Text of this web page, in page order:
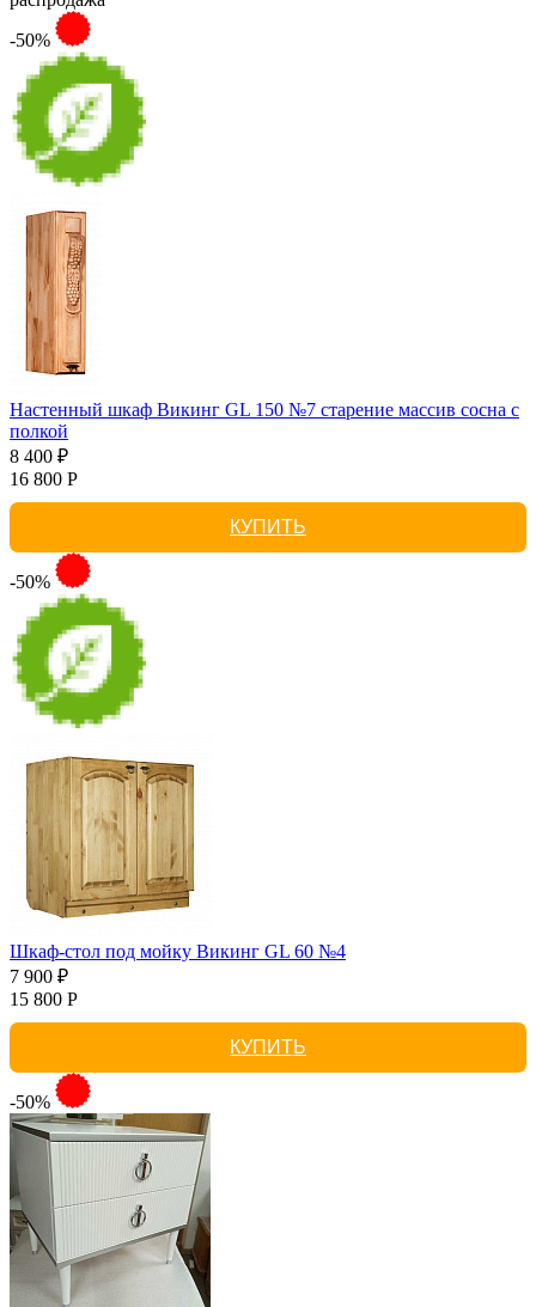
-50%
Настенный шкаф Викинг GL 150 №7 старение массив сосна с
полкой
8 400 ₽
16 800 Р
КУПИТЬ
-50%
Шкаф-стол под мойку Викинг GL 60 №4
7 900 ₽
15 800 Р
КУПИТЬ
-50%